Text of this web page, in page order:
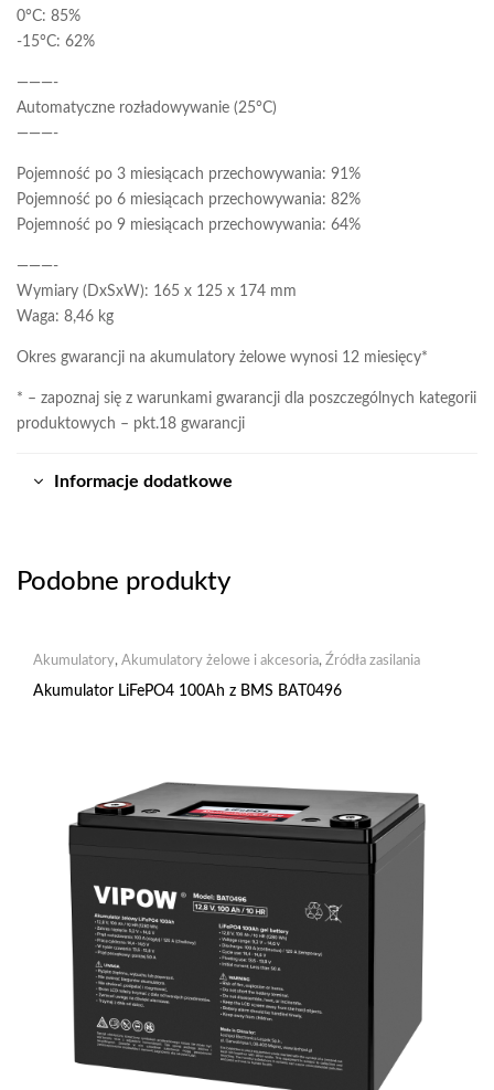
0°C: 85%
-15°C: 62%
———-
Automatyczne rozładowywanie (25°C)
———-
Pojemność po 3 miesiącach przechowywania: 91%
Pojemność po 6 miesiącach przechowywania: 82%
Pojemność po 9 miesiącach przechowywania: 64%
———-
Wymiary (DxSxW): 165 x 125 x 174 mm
Waga: 8,46 kg
Okres gwarancji na akumulatory żelowe wynosi 12 miesięcy*
* – zapoznaj się z warunkami gwarancji dla poszczególnych kategorii
produktowych – pkt.18 gwarancji
Informacje dodatkowe
Podobne produkty
Akumulatory, Akumulatory żelowe i akcesoria, Źródła zasilania
Akumulator LiFePO4 100Ah z BMS BAT0496